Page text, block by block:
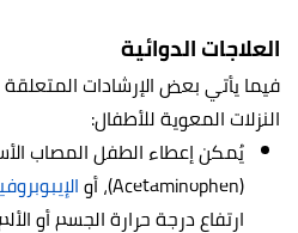
العلاجات الدوائية
فيما يأتي بعض الإرشادات المتعلقة
النزلات المعوية للأطفال:
يُمكن إعطاء الطفل المصاب
(Acetaminophen)، أو
ارتفاع درجة حرارة الجسم أو